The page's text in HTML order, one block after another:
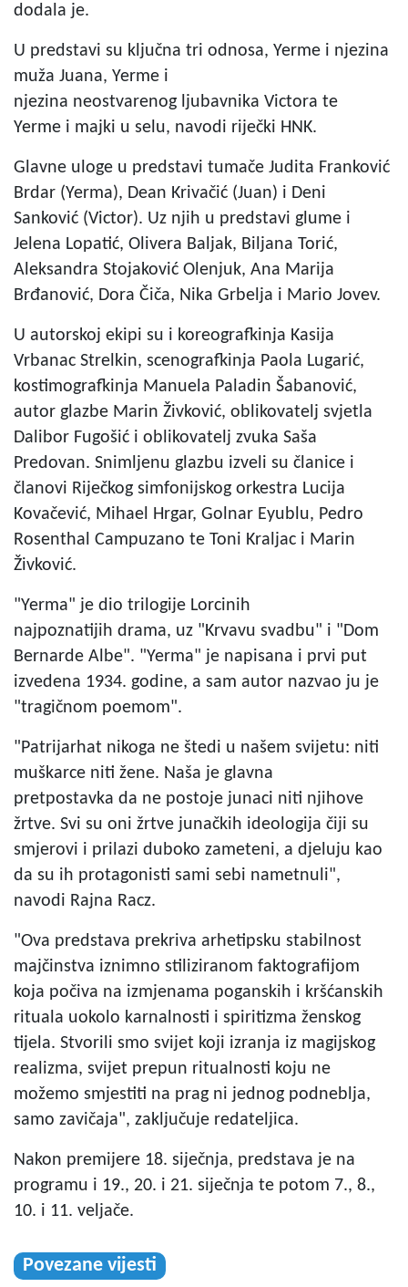
dodala je.
U predstavi su ključna tri odnosa, Yerme i njezina
muža Juana, Yerme i
njezina neostvarenog ljubavnika Victora te
Yerme i majki u selu, navodi riječki HNK.
Glavne uloge u predstavi tumače Judita Franković
Brdar (Yerma), Dean Krivačić (Juan) i Deni
Sanković (Victor). Uz njih u predstavi glume i
Jelena Lopatić, Olivera Baljak, Biljana Torić,
Aleksandra Stojaković Olenjuk, Ana Marija
Brđanović, Dora Čiča, Nika Grbelja i Mario Jovev.
U autorskoj ekipi su i koreografkinja Kasija
Vrbanac Strelkin, scenografkinja Paola Lugarić,
kostimografkinja Manuela Paladin Šabanović,
autor glazbe Marin Živković, oblikovatelj svjetla
Dalibor Fugošić i oblikovatelj zvuka Saša
Predovan. Snimljenu glazbu izveli su članice i
članovi Riječkog simfonijskog orkestra Lucija
Kovačević, Mihael Hrgar, Golnar Eyublu, Pedro
Rosenthal Campuzano te Toni Kraljac i Marin
Živković.
"Yerma" je dio trilogije Lorcinih
najpoznatijih drama, uz "Krvavu svadbu" i "Dom
Bernarde Albe". "Yerma" je napisana i prvi put
izvedena 1934. godine, a sam autor nazvao ju je
"tragičnom poemom".
"Patrijarhat nikoga ne štedi u našem svijetu: niti
muškarce niti žene. Naša je glavna
pretpostavka da ne postoje junaci niti njihove
žrtve. Svi su oni žrtve junačkih ideologija čiji su
smjerovi i prilazi duboko zameteni, a djeluju kao
da su ih protagonisti sami sebi nametnuli",
navodi Rajna Racz.
"Ova predstava prekriva arhetipsku stabilnost
majčinstva iznimno stiliziranom faktografijom
koja počiva na izmjenama poganskih i kršćanskih
rituala uokolo karnalnosti i spiritizma ženskog
tijela. Stvorili smo svijet koji izranja iz magijskog
realizma, svijet prepun ritualnosti koju ne
možemo smjestiti na prag ni jednog podneblja,
samo zavičaja", zaključuje redateljica.
Nakon premijere 18. siječnja, predstava je na
programu i 19., 20. i 21. siječnja te potom 7., 8.,
10. i 11. veljače.
Povezane vijesti